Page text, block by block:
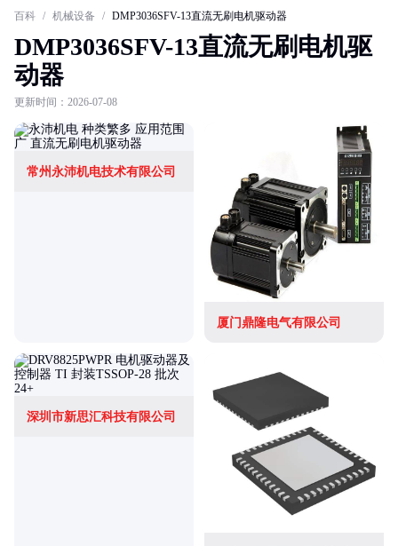
百科 / 机械设备 / DMP3036SFV-13直流无刷电机驱动器
DMP3036SFV-13直流无刷电机驱
动器
更新时间：2026-07-08
常州永沛机电技术有限公司
厦门鼎隆电气有限公司
深圳市新思汇科技有限公司